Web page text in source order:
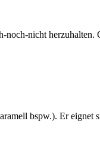
noch-nicht herzuhalten.
bspw.). Er eignet